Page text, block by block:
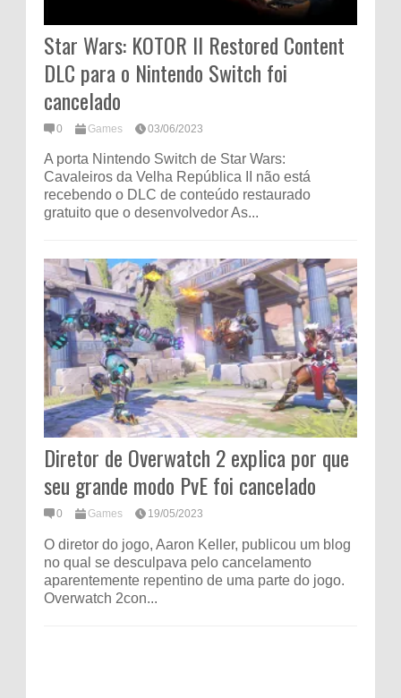
Star Wars: KOTOR II Restored Content
DLC para o Nintendo Switch foi
cancelado
0 Games 03/06/2023
A porta Nintendo Switch de Star Wars:
Cavaleiros da Velha República II não está
recebendo o DLC de conteúdo restaurado
gratuito que o desenvolvedor As...
Diretor de Overwatch 2 explica por que
seu grande modo PvE foi cancelado
0 Games 19/05/2023
O diretor do jogo, Aaron Keller, publicou um blog
no qual se desculpava pelo cancelamento
aparentemente repentino de uma parte do jogo.
Overwatch 2con...